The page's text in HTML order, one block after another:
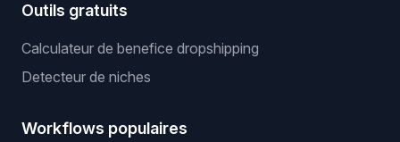
Outils gratuits
Calculateur de benefice dropshipping
Detecteur de niches
Workflows populaires